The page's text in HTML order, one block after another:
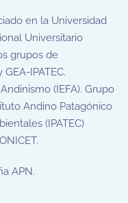
en la Universidad
Universitario
grupos de
IPATEC.
(IEFA). Grupo
Andino Patagónico
(IPATEC)
APN.